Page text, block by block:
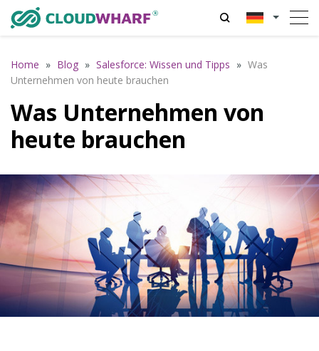
Home » Blog » Salesforce: Wissen und Tipps » Was
Unternehmen von heute brauchen
Was Unternehmen von
heute brauchen